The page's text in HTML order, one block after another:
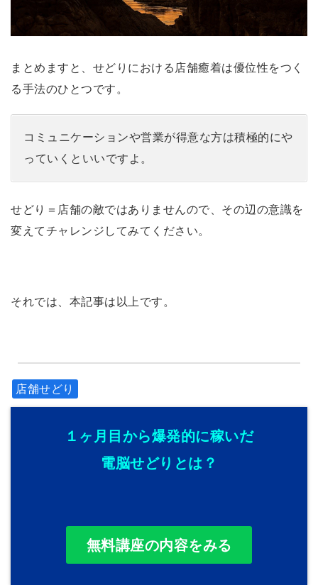
まとめますと、せどりにおける店舗癒着は優位性をつく
る手法のひとつです。
コミュニケーションや営業が得意な方は積極的にや
っていくといいですよ。
せどり＝店舗の敵ではありませんので、その辺の意識を
変えてチャレンジしてみてください。
それでは、本記事は以上です。
店舗せどり
１ヶ月目から爆発的に稼いだ
電脳せどりとは？
無料講座の内容をみる